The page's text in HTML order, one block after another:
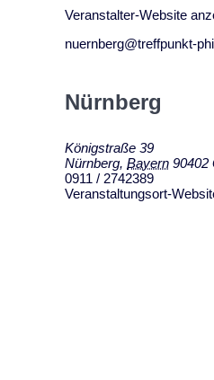
Veranstalter-Website
nuernberg@treffpunkt-
Nürnberg
Königstraße 39
Nürnberg, Bayern 90402
0911 / 2742389
Veranstaltungsort-